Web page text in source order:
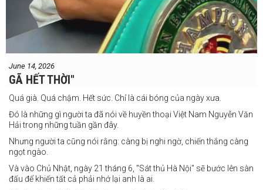
June 14, 2026
GÃ HẾT THỜI"
Quá già. Quá chậm. Hết sức. Chỉ là cái bóng của ngày xưa.
Đó là những gì người ta đã nói về huyền thoại Việt Nam Nguyễn Văn
Hải trong những tuần gần đây.
Nhưng người ta cũng nói rằng: càng bị nghi ngờ, chiến thắng càng
ngọt ngào.
Và vào Chủ Nhật, ngày 21 tháng 6, "Sát thủ Hà Nội" sẽ bước lên sàn
đấu để khiến tất cả phải nhớ lại anh là ai.